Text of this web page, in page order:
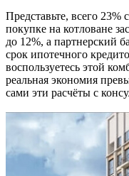
Представьте, всего
покупке на котловане
до 12%, а партнерский
срок ипотечного
воспользуетесь этой
реальная экономия
сами эти расчёты с